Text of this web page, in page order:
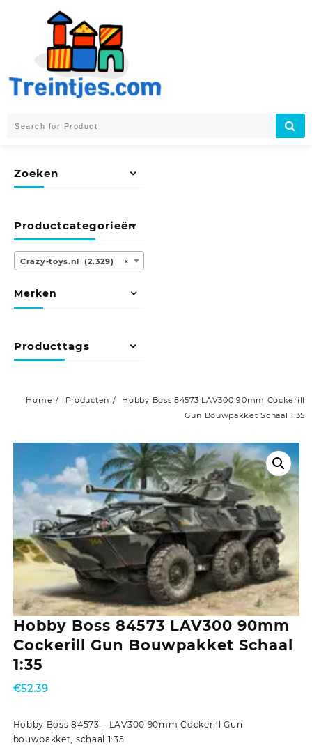
Home Producten
Hobby Boss 84573 LAV300 90mm Cockerill
Gun Bouwpakket Schaal 1:35
Hobby Boss 84573 LAV300 90mm
Cockerill Gun Bouwpakket Schaal
1:35
€52.39
Hobby Boss 84573 – LAV300 90mm Cockerill Gun
bouwpakket, schaal 1:35
Zoeken
Productcategorieën
×
Crazy-toys.nl (2.329)
Merken
Producttags